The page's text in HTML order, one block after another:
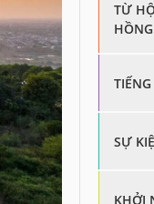
TỪ
HỒNG
SỰ
KHỞI